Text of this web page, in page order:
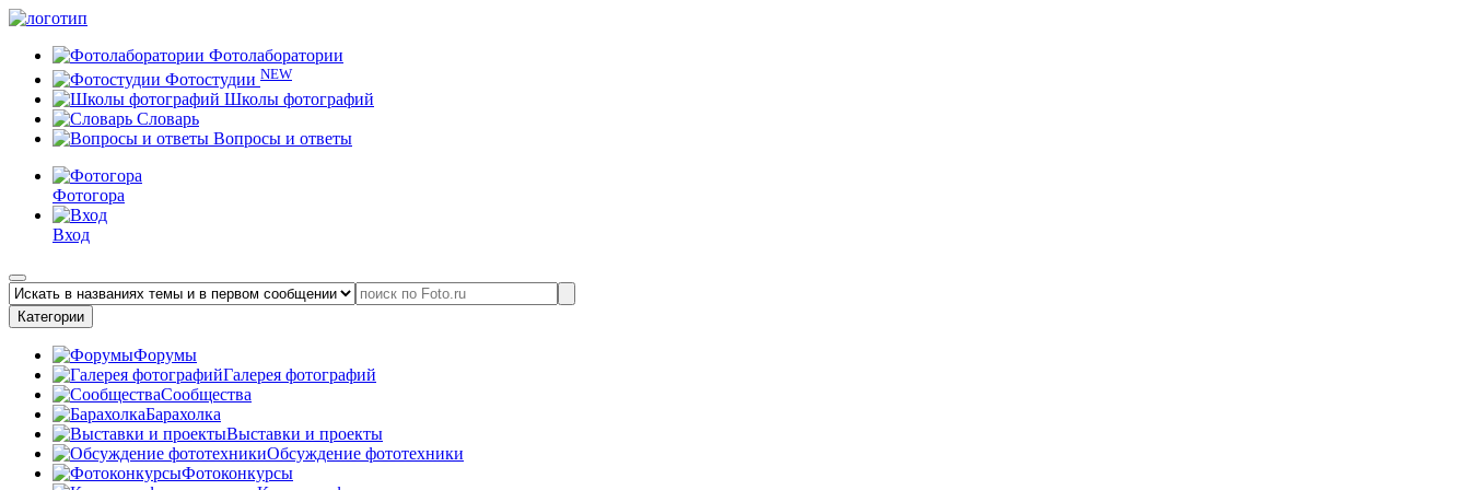
Фотолаборатории
Фотостудии NEW
Школы фотографий
Словарь
Вопросы и ответы
Фотогора
Вход
Категории
Форумы
Галерея фотографий
Сообщества
Барахолка
Выставки и проекты
Обсуждение фототехники
Фотоконкурсы